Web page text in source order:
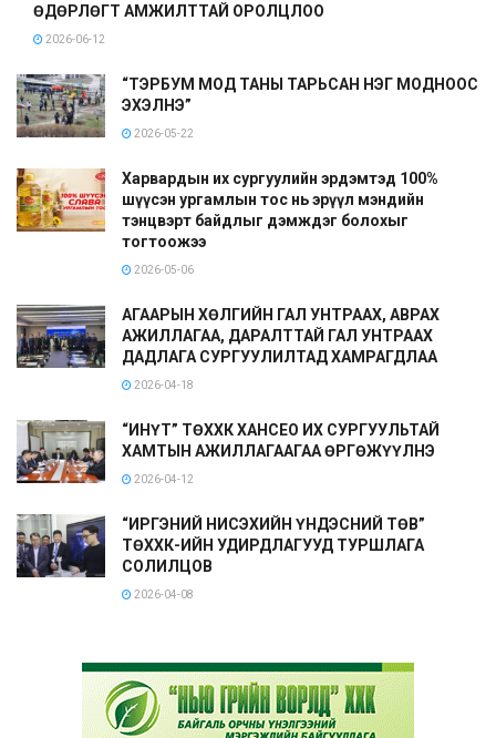
ӨДӨРЛӨГТ АМЖИЛТТАЙ ОРОЛЦЛОО
2026-06-12
“ТЭРБУМ МОД ТАНЫ ТАРЬСАН НЭГ МОДНООС
ЭХЭЛНЭ”
2026-05-22
Харвардын их сургуулийн эрдэмтэд 100%
шүүсэн ургамлын тос нь эрүүл мэндийн
тэнцвэрт байдлыг дэмждэг болохыг
тогтоожээ
2026-05-06
АГААРЫН ХӨЛГИЙН ГАЛ УНТРААХ, АВРАХ
АЖИЛЛАГАА, ДАРАЛТТАЙ ГАЛ УНТРААХ
ДАДЛАГА СУРГУУЛИЛТАД ХАМРАГДЛАА
2026-04-18
“ИНҮТ” ТӨХХК ХАНСЕО ИХ СУРГУУЛЬТАЙ
ХАМТЫН АЖИЛЛАГААГАА ӨРГӨЖҮҮЛНЭ
2026-04-12
“ИРГЭНИЙ НИСЭХИЙН ҮНДЭСНИЙ ТӨВ”
ТӨХХК-ИЙН УДИРДЛАГУУД ТУРШЛАГА
СОЛИЛЦОВ
2026-04-08